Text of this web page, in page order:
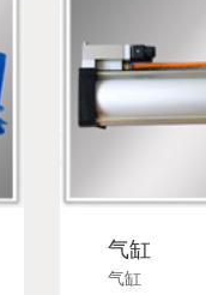
气缸
气缸